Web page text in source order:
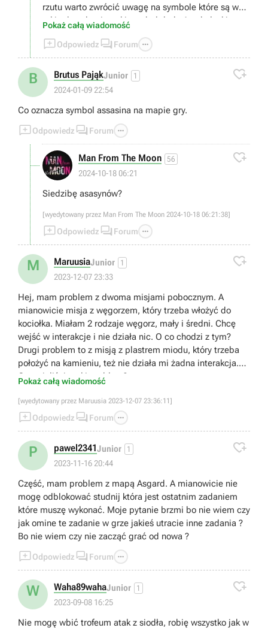
rzutu warto zwrócić uwagę na symbole które są w
takim kwadracie, taki symbol doda 1 pnkt łaski,
punkt łaski wydajesz wybierając łaskę bogów (jaka
to będzie łaska wybierasz przed rozpoczęciem gry o
ile jakieś masz bo zdobywasz je po wygranej partii),
musisz zabrać wszystkie życia przeciwnikowi
Pokaż całą wiadomość
Odpowiedz  Forum 
B Brutus PająkJunior 1
2024-01-09 22:54

Co oznacza symbol assasina na mapie gry.
Odpowiedz  Forum 
Man From The Moon 56
2024-10-18 06:21

Siedzibę asasynów?
[wyedytowany przez Man From The Moon 2024-10-18 06:21:38]
Odpowiedz  Forum 
M MaruusiaJunior 1
2023-12-07 23:33

Hej, mam problem z dwoma misjami pobocznym. A
mianowicie misja z węgorzem, który trzeba włożyć do
kociołka. Miałam 2 rodzaje węgorz, mały i średni. Chcę
wejść w interakcje i nie działa nic. O co chodzi z tym?
Drugi problem to z misją z plastrem miodu, który trzeba
położyć na kamieniu, też nie działa mi żadna interakcja.
Czy mieliście taki problem?
Pokaż całą wiadomość
[wyedytowany przez Maruusia 2023-12-07 23:36:11]
Odpowiedz  Forum 
P pawel2341Junior 1
2023-11-16 20:44

Część, mam problem z mapą Asgard. A mianowicie nie
mogę odblokować studnij która jest ostatnim zadaniem
które muszę wykonać. Moje pytanie brzmi bo nie wiem czy
jak omine te zadanie w grze jakieś utracie inne zadania ?
Bo nie wiem czy nie zacząć grać od nowa ?
Odpowiedz  Forum 
W Waha89wahaJunior 1
2023-09-08 16:25

Nie mogę wbić trofeum atak z siodła, robię wszystko jak w